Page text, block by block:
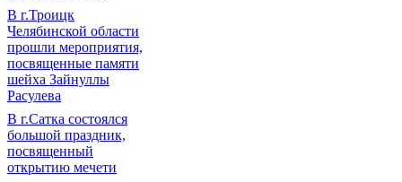
В г.Троицк
Челябинской области
прошли мероприятия,
посвященные памяти
шейха Зайнуллы
Расулева
В г.Сатка состоялся
большой праздник,
посвященный
открытию мечети